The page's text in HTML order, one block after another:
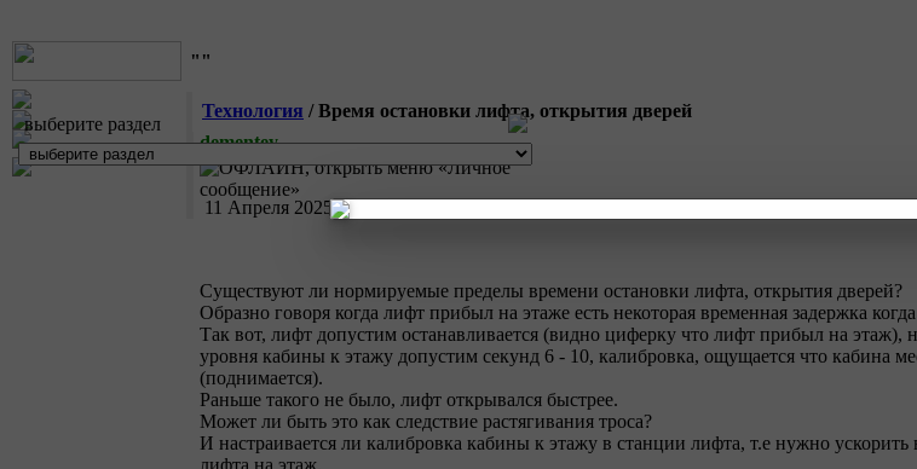
выберите раздел
""
Технология / Время остановки лифта, открытия дверей
dementey
11 Апреля 2025
Существуют ли нормируемые пределы времени остановки лифта, открытия дверей?
Образно говоря когда лифт прибыл на этаже есть некоторая временная задержка когда
Так вот, лифт допустим останавливается (видно циферку что лифт прибыл на этаж),
уровня кабины к этажу допустим секунд 6 - 10, калибровка, ощущается что кабина
(поднимается).
Раньше такого не было, лифт открывался быстрее.
Может ли быть это как следствие растягивания троса?
И настраивается ли калибровка кабины к этажу в станции лифта, т.е нужно